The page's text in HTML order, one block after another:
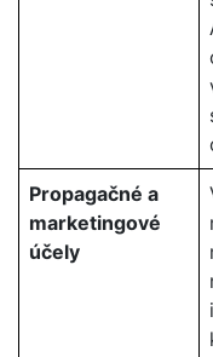
Propagačné a
marketingové
účely